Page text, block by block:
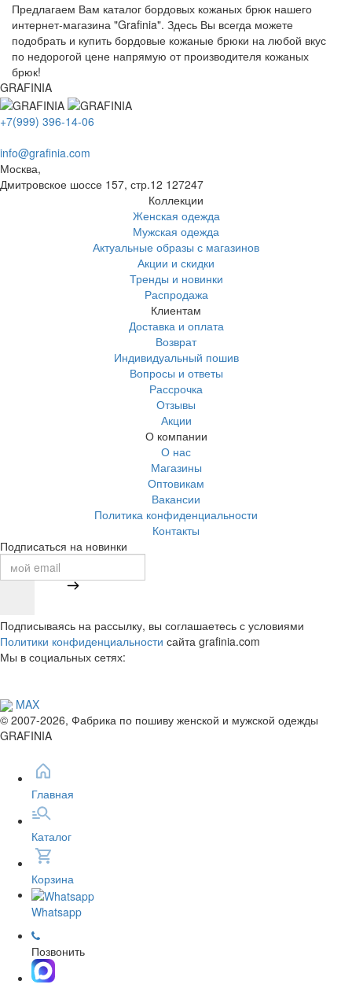
Предлагаем Вам каталог бордовых кожаных брюк нашего
интернет-магазина "Grafinia". Здесь Вы всегда можете
подобрать и купить бордовые кожаные брюки на любой вкус
по недорогой цене напрямую от производителя кожаных
брюк!
GRAFINIA
+7(999) 396-14-06
info@grafinia.com
Москва,
Дмитровское шоссе 157, стр.12 127247
Коллекции
Женская одежда
Мужская одежда
Актуальные образы с магазинов
Акции и скидки
Тренды и новинки
Распродажа
Клиентам
Доставка и оплата
Возврат
Индивидуальный пошив
Вопросы и ответы
Рассрочка
Отзывы
Акции
О компании
О нас
Магазины
Оптовикам
Вакансии
Политика конфиденциальности
Контакты
Подписаться на новинки
Подписываясь на рассылку, вы соглашаетесь с условиями
Политики конфиденциальности сайта grafinia.com
Мы в социальных сетях:
MAX
© 2007-2026, Фабрика по пошиву женской и мужской одежды
GRAFINIA
Главная
Каталог
Корзина
Whatsapp
Позвонить